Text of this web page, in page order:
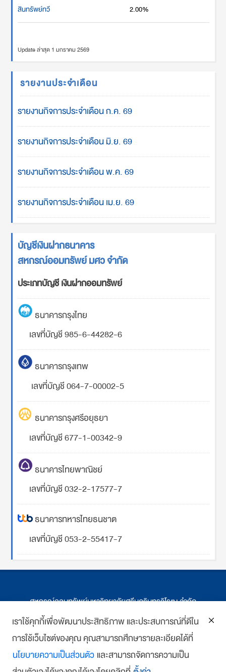
สินทรัพย์ทวี 2.00%
Update ล่าสุด 1 มกราคม 2569
รายงานประจำเดือน
รายงานกิจการประจำเดือน ก.ค. 69
รายงานกิจการประจำเดือน มิ.ย. 69
รายงานกิจการประจำเดือน พ.ค. 69
รายงานกิจการประจำเดือน เม.ย. 69
บัญชีเงินฝากธนาคาร
สหกรณ์ออมทรัพย์ มศว จำกัด
ประเภทบัญชี เงินฝากออมทรัพย์
ธนาคารกรุงไทย
เลขที่บัญชี 985-6-44282-6
ธนาคารกรุงเทพ
เลขที่บัญชี 064-7-00002-5
ธนาคารกรุงศรีอยุธยา
เลขที่บัญชี 677-1-00342-9
ธนาคารไทยพาณิชย์
เลขที่บัญชี 032-2-17577-7
ธนาคารทหารไทยธนชาต
เลขที่บัญชี 053-2-55417-7
สหกรณ์ออมทรัพย์มหาวิทยาลัยศรีนครินทรวิโรฒ จำกัด
ที่ตั้ง 114 ซ.สุขุมวิท 23 ถ.สุขุมวิท กรุงเทพฯ
โทร : 02-259-1474, 02-258-0227
โทรสาร: 02-261-5703
เราใช้คุกกี้เพื่อพัฒนาประสิทธิภาพ และประสบการณ์ที่ดีใน
การใช้เว็บไซต์ของคุณ คุณสามารถศึกษารายละเอียดได้ที่
นโยบายความเป็นส่วนตัว และสามารถจัดการความเป็น